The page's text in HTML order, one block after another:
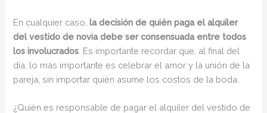
En cualquier caso, la decisión de quién paga el alquiler
del vestido de novia debe ser consensuada entre todos
los involucrados . Es importante recordar que, al final del
día, lo más importante es celebrar el amor y la unión de la
pareja, sin importar quién asume los costos de la boda.
¿Quién es responsable de pagar el alquiler del vestido de